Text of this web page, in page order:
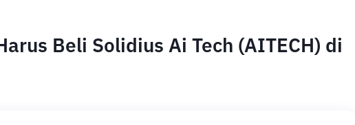
Beli Solidius Ai Tech (AITECH) di